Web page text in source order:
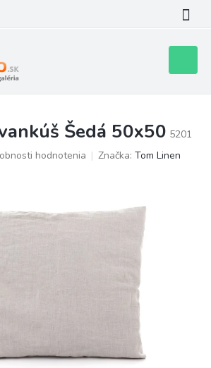
košík
Šedá 50x50 5201
hodnotenia Značka: Tom Linen